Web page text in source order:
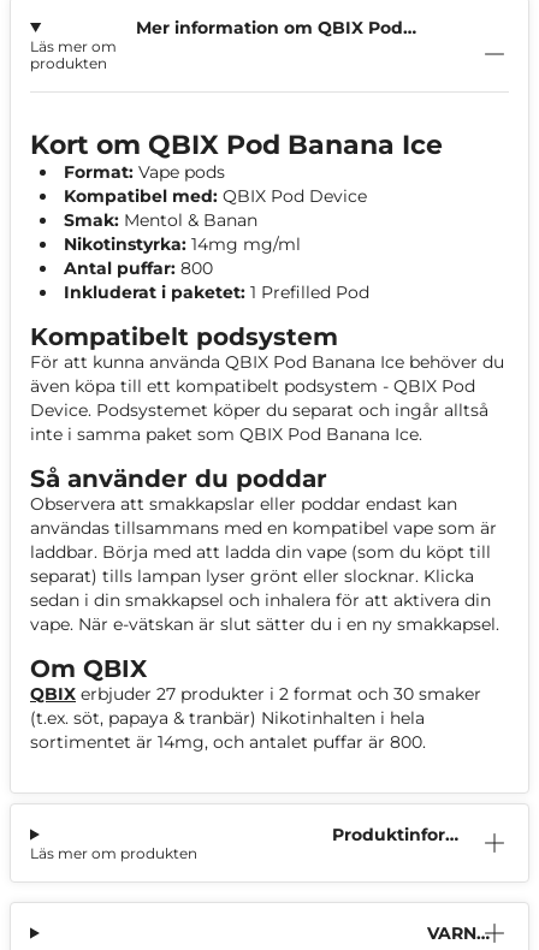
Mer information om QBIX Pod
Läs mer om
produkten
Kort om QBIX Pod Banana Ice
Format: Vape pods
Kompatibel med: QBIX Pod Device
Smak: Mentol & Banan
Nikotinstyrka: 14mg mg/ml
Antal puffar: 800
Inkluderat i paketet: 1 Prefilled Pod
Kompatibelt podsystem
För att kunna använda QBIX Pod Banana Ice behöver du
även köpa till ett kompatibelt podsystem - QBIX Pod
Device. Podsystemet köper du separat och ingår alltså
inte i samma paket som QBIX Pod Banana Ice.
Så använder du poddar
Observera att smakkapslar eller poddar endast kan
användas tillsammans med en kompatibel vape som är
laddbar. Börja med att ladda din vape (som du köpt till
separat) tills lampan lyser grönt eller slocknar. Klicka
sedan i din smakkapsel och inhalera för att aktivera din
vape. När e-vätskan är slut sätter du i en ny smakkapsel.
Om QBIX
QBIX erbjuder 27 produkter i 2 format och 30 smaker
(t.ex. söt, papaya & tranbär) Nikotinhalten i hela
sortimentet är 14mg, och antalet puffar är 800.
Produktinform
Läs mer om produkten
VARNI